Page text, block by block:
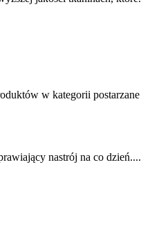
w kategorii
nastrój na co dzień....